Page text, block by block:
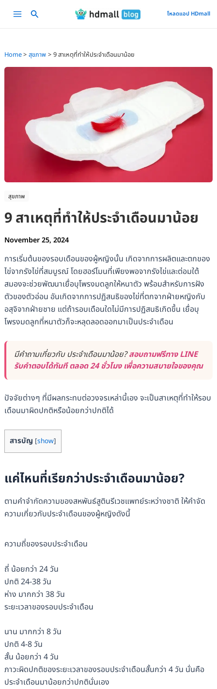
Main
โหลดแอป HDmall
Home สุขภาพ 9 สาเหตุที่ทำให้ประจำเดือนมาน้อย
สุขภาพ
9 สาเหตุที่ทำให้ประจำเดือนมาน้อย
November 25, 2024
การเริ่มต้นของรอบเดือนของผู้หญิงนั้น เกิดจากการผลิตและตกของ
ไข่จากรังไข่ที่สมบูรณ์ โดยฮอร์โมนที่เพียงพอจากรังไข่และต่อมใต้
สมองจะช่วยพัฒนาเยื่อบุโพรงมดลูกให้หนาตัว พร้อมสำหรับการฝัง
ตัวของตัวอ่อน อันเกิดจากการปฏิสนธิของไข่ที่ตกจากฝ่ายหญิงกับ
อสุจิจากฝ่ายชาย แต่ถ้ารอบเดือนใดไม่มีการปฏิสนธิเกิดขึ้น เยื่อบุ
โพรงมดลูกที่หนาตัวก็จะหลุดลอดออกมาเป็นประจำเดือน
มีคำถามเกี่ยวกับ ประจำเดือนมาน้อย?สอบถามฟรีทาง LINE
รับคำตอบได้ทันที ตลอด 24 ชั่วโมง เพื่อความสบายใจของคุณ
ปัจจัยต่างๆ ที่มีผลกระทบต่อวงจรเหล่านี้เอง จะเป็นสาเหตุที่ทำให้รอบ
เดือนมาผิดปกติหรือน้อยกว่าปกติได้
สารบัญ [show]
แค่ไหนที่เรียกว่าประจำเดือนมาน้อย?
ตามคำจำกัดความของสหพันธ์สูตินรีเวชแพทย์ระหว่างชาติ ให้คำจัด
ความเกี่ยวกับประจำเดือนของผู้หญิงดังนี้
ความถี่ของรอบประจำเดือน
ถี่ น้อยกว่า 24 วัน
ปกติ 24-38 วัน
ห่าง มากกว่า 38 วัน
ระยะเวลาของรอบประจำเดือน
นาน มากกว่า 8 วัน
ปกติ 4-8 วัน
สั้น น้อยกว่า 4 วัน
ภาวะผิดปกติของระยะเวลาของรอบประจำเดือนสั้นกว่า 4 วัน นั่นคือ
ประจำเดือนมาน้อยกว่าปกตินั่นเอง